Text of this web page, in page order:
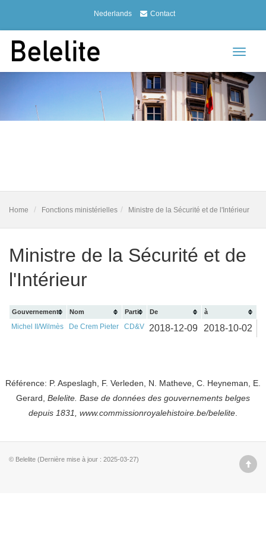
Nederlands Contact
Toggle
Home Fonctions ministérielles Ministre de la Sécurité et de l'Intérieur
Ministre de la Sécurité et de
l'Intérieur
Gouvernement Nom Parti De à
Michel II/Wilmès De Crem Pieter CD&V 2018-12-09 2018-10-02
Référence: P. Aspeslagh, F. Verleden, N. Matheve, C. Heyneman, E.
Gerard, Belelite. Base de données des gouvernements belges
depuis 1831, www.commissionroyalehistoire.be/belelite
© Belelite (Dernière mise à jour : 2025-03-27)